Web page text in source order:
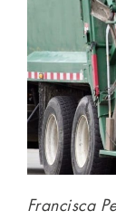
Francisca